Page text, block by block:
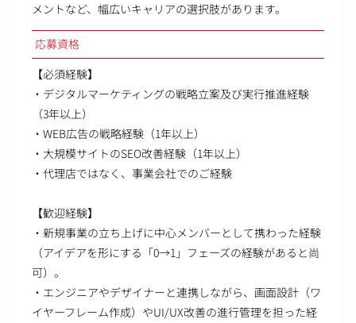
メントなど、幅広いキャリアの選択肢があります。
応募資格
【必須経験】
・デジタルマーケティングの戦略立案及び実行推進経験
（3年以上）
・WEB広告の戦略経験（1年以上）
・大規模サイトのSEO改善経験（1年以上）
・代理店ではなく、事業会社でのご経験
【歓迎経験】
・新規事業の立ち上げに中心メンバーとして携わった経験
（アイデアを形にする「0→1」フェーズの経験があると尚
可）。
・エンジニアやデザイナーと連携しながら、画面設計（ワ
イヤーフレーム作成）やUI/UX改善の進行管理を担った経